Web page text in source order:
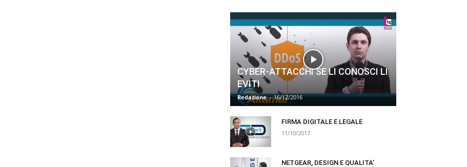
CYBER-ATTACCHI SE LI CONOSCI LI
EVITI
Redazione - 16/12/2016
FIRMA DIGITALE E LEGALE
11/10/2017
NETGEAR, DESIGN E QUALITA’